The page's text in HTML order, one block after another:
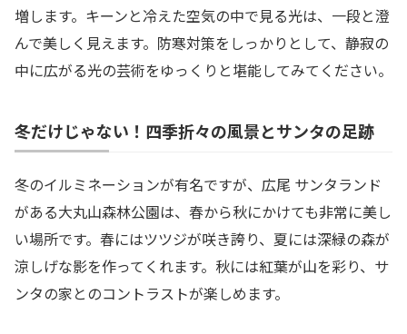
増します。キーンと冷えた空気の中で見る光は、一段と澄
んで美しく見えます。防寒対策をしっかりとして、静寂の
中に広がる光の芸術をゆっくりと堪能してみてください。
冬だけじゃない！四季折々の風景とサンタの足跡
冬のイルミネーションが有名ですが、広尾 サンタランド
がある大丸山森林公園は、春から秋にかけても非常に美し
い場所です。春にはツツジが咲き誇り、夏には深緑の森が
涼しげな影を作ってくれます。秋には紅葉が山を彩り、サ
ンタの家とのコントラストが楽しめます。